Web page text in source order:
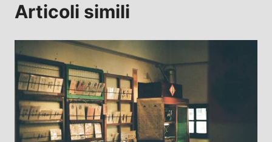
Articoli simili